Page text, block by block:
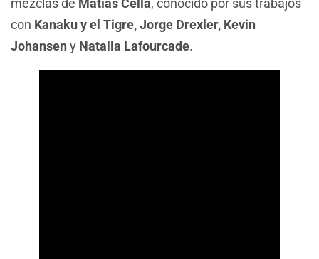
mezclas de Matías Cella, conocido por sus trabajos
con Kanaku y el Tigre, Jorge Drexler, Kevin
Johanseny Natalia Lafourcade.